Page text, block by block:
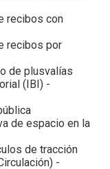
recibos con
recibos por
de plusvalías
(IBI) -
de espacio en la
de tracción
-